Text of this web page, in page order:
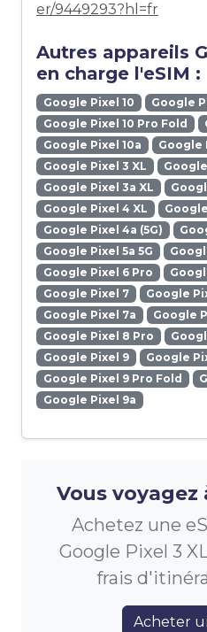
er/9449293?hl=fr
Autres appareils
en charge l'eSIM :
Google Pixel 10
Google
Google Pixel 10 Pro Fold
Google Pixel 10a
Google
Google Pixel 3 XL
Google Pixel 3a XL
Google Pixel 4 XL
Google Pixel 4a (5G)
Google Pixel 5a 5G
Google Pixel 6 Pro
Google Pixel 7
Google
Google Pixel 7a
Google
Google Pixel 8 Pro
Google Pixel 9
Google
Google Pixel 9 Pro Fold
Google Pixel 9a
Vous
Achetez une
Google Pixel 3
frais
Acheter